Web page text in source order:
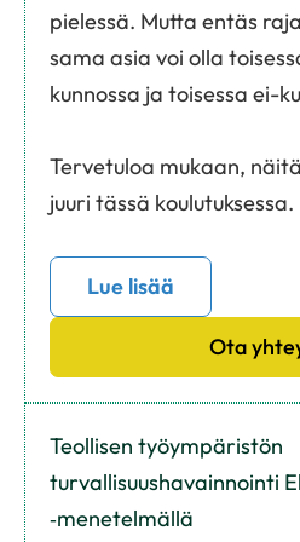
pielessä. Mutta entäs
sama asia voi olla
kunnossa ja toisessa ei-
Tervetuloa mukaan,
juuri tässä koulutuksessa.
Lue lisää
Ota
Teollisen työympäristön
turvallisuushavainnointi
‑menetelmällä